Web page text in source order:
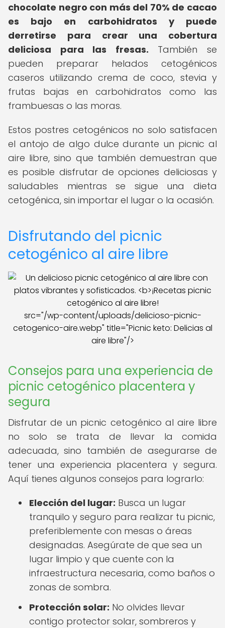
chocolate negro con más del 70% de cacao
es bajo en carbohidratos y puede
derretirse para crear una cobertura
deliciosa para las fresas. También se
pueden preparar helados cetogénicos
caseros utilizando crema de coco, stevia y
frutas bajas en carbohidratos como las
frambuesas o las moras.
Estos postres cetogénicos no solo satisfacen
el antojo de algo dulce durante un picnic al
aire libre, sino que también demuestran que
es posible disfrutar de opciones deliciosas y
saludables mientras se sigue una dieta
cetogénica, sin importar el lugar o la ocasión.
Disfrutando del picnic
cetogénico al aire libre
src="/wp-content/uploads/delicioso-picnic-
cetogenico-aire.webp" title="Picnic keto: Delicias al
aire libre"/>
Consejos para una experiencia de
picnic cetogénico placentera y
segura
Disfrutar de un picnic cetogénico al aire libre
no solo se trata de llevar la comida
adecuada, sino también de asegurarse de
tener una experiencia placentera y segura.
Aquí tienes algunos consejos para lograrlo:
Elección del lugar: Busca un lugar
tranquilo y seguro para realizar tu picnic,
preferiblemente con mesas o áreas
designadas. Asegúrate de que sea un
lugar limpio y que cuente con la
infraestructura necesaria, como baños o
zonas de sombra.
Protección solar: No olvides llevar
contigo protector solar, sombreros y